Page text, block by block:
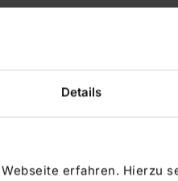
Details
erfahren. Hierzu
WpHG